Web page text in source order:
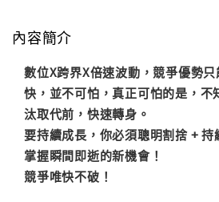
內容簡介
數位X跨界X倍速波動，競爭優勢只
快，並不可怕，真正可怕的是，不
汰取代前，快速轉身。
要持續成長，你必須聰明割捨 + 持
掌握瞬間即逝的新機會！
競爭唯快不破！